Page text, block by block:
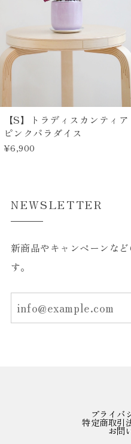
【S】トラディスカンティア
ピンクパラダイス
¥6,900
NEWSLETTER
新商品やキャンペーンな
す。
プライバ
特定商取引
お問